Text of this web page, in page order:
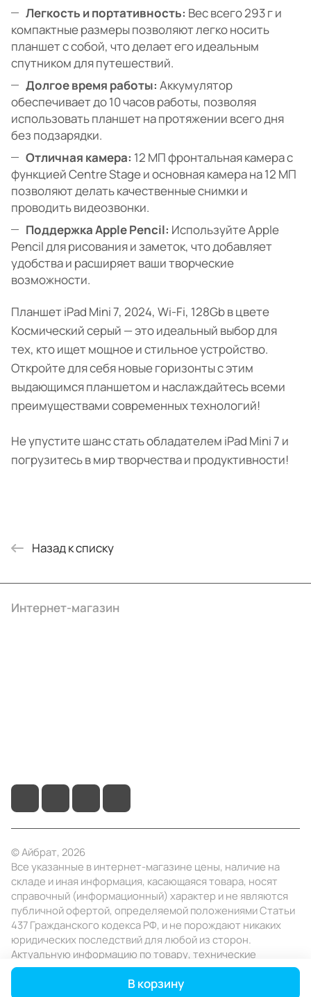
В корзину
Легкость и портативность: Вес всего 293 г и
компактные размеры позволяют легко носить
планшет с собой, что делает его идеальным
спутником для путешествий.
Долгое время работы: Аккумулятор
обеспечивает до 10 часов работы, позволяя
использовать планшет на протяжении всего дня
без подзарядки.
Отличная камера: 12 МП фронтальная камера с
функцией Centre Stage и основная камера на 12 МП
позволяют делать качественные снимки и
проводить видеозвонки.
Поддержка Apple Pencil: Используйте Apple
Pencil для рисования и заметок, что добавляет
удобства и расширяет ваши творческие
возможности.
Планшет iPad Mini 7, 2024, Wi-Fi, 128Gb в цвете
Космический серый — это идеальный выбор для
тех, кто ищет мощное и стильное устройство.
Откройте для себя новые горизонты с этим
выдающимся планшетом и наслаждайтесь всеми
преимуществами современных технологий!
Не упустите шанс стать обладателем iPad Mini 7 и
погрузитесь в мир творчества и продуктивности!
Назад к списку
Интернет-магазин
© Айбрат, 2026
Все указанные в интернет-магазине цены, наличие на
складе и иная информация, касающаяся товара, носят
справочный (информационный) характер и не являются
публичной офертой, определяемой положениями Статьи
437 Гражданского кодекса РФ, и не порождают никаких
юридических последствий для любой из сторон.
Актуальную информацию по товару, технические
характеристики уточняйте в отделе продаж в день